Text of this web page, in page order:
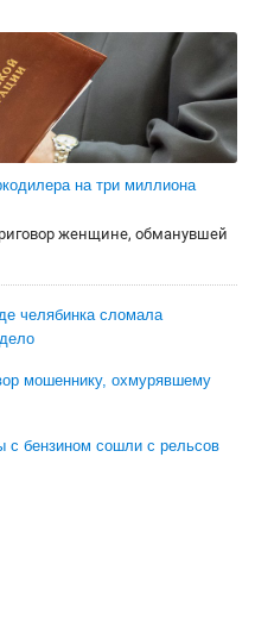
на три миллиона
женщине, обманувшей
челябинка сломала
мошеннику, охмурявшему
с бензином сошли с рельсов